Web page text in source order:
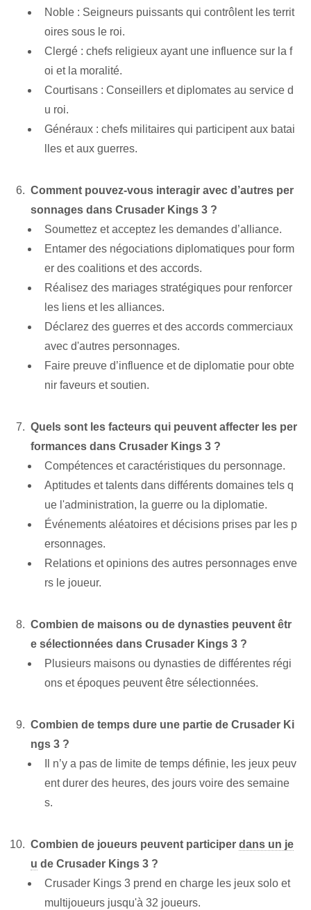
Noble : Seigneurs puissants qui contrôlent les territ
oires sous le roi.
Clergé : chefs religieux ayant une influence sur la f
oi et la moralité.
Courtisans : Conseillers et diplomates au service d
u roi.
Généraux : chefs militaires qui participent aux batai
lles⁢ et aux guerres.
Comment pouvez-vous interagir avec d’autres per
sonnages dans Crusader Kings 3 ?
Soumettez et acceptez les demandes d’alliance.
Entamer des négociations diplomatiques pour form
er des coalitions et des accords.
Réalisez des mariages stratégiques pour renforcer
les liens et les alliances.
Déclarez des guerres et des accords commerciaux
avec d'autres personnages.
Faire preuve d’influence et de diplomatie pour obte
nir faveurs et soutien.
Quels sont‌ les facteurs qui peuvent affecter‌ les per
formances dans Crusader Kings 3 ?
Compétences et caractéristiques du personnage.
Aptitudes et talents dans différents domaines tels q
ue l'administration, la guerre ou la diplomatie.
Événements aléatoires et décisions prises par les p
ersonnages.
Relations ⁤et⁢ opinions⁣ des autres personnages enve
rs le joueur.
Combien de maisons ou de dynasties peuvent êtr
e sélectionnées dans Crusader Kings 3 ?
Plusieurs maisons ou dynasties de différentes régi
ons et époques peuvent être sélectionnées.
Combien de temps dure une partie de Crusader Ki
ngs 3 ?
Il n’y a pas de limite de temps définie, les jeux peuv
ent durer des heures, des jours voire des semaine
s.
Combien de joueurs peuvent participer dans un je
u de Crusader Kings 3 ?
Crusader Kings 3 prend en charge les jeux solo et
multijoueurs jusqu'à 32 joueurs.